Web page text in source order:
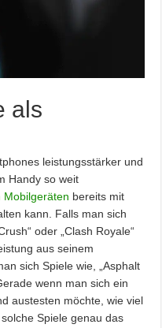
als
leistungsstärker und
Handy so weit
Mobilgeräten bereits mit
kann. Falls man sich
oder „Clash Royale“
aus seinem
sich Spiele wie, „Asphalt
wenn man sich ein
austesten möchte, wie viel
Spiele genau das